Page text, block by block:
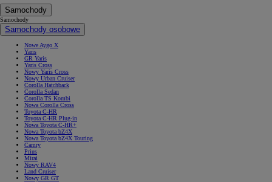
Samochody
Samochody
Samochody osobowe
Nowe Aygo X
Yaris
GR Yaris
Yaris Cross
Nowy Yaris Cross
Nowy Urban Cruiser
Corolla Hatchback
Corolla Sedan
Corolla TS Kombi
Nowa Corolla Cross
Toyota C-HR
Toyota C-HR Plug-in
Nowa Toyota C-HR+
Nowa Toyota bZ4X
Nowa Toyota bZ4X Touring
Camry
Prius
Mirai
Nowy RAV4
Land Cruiser
Nowy GR GT